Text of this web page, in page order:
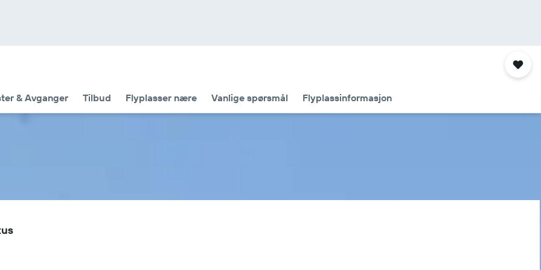
& Avganger Tilbud Flyplasser nære Vanlige spørsmål Flyplassinformasjon